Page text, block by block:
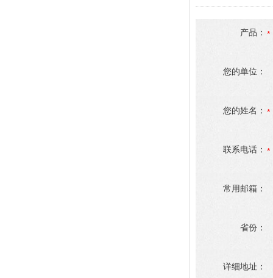
产品：
您的单位：
您的姓名：
联系电话：
常用邮箱：
省份：
详细地址：